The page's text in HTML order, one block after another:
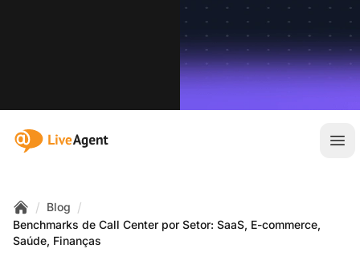
:site.title
Home
/ Blog /
Benchmarks de Call Center por Setor: SaaS, E-commerce,
Saúde, Finanças